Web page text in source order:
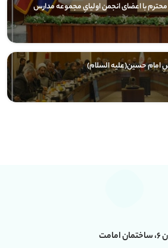
با اعضای انجمن اولیایِ مجموعه مدارس
امام حسین(علیه السلام)